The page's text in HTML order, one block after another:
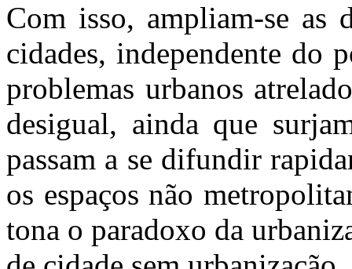
Com isso, ampliam-se as
cidades, independente do
problemas urbanos
desigual, ainda que
passam a se difundir
os espaços não
tona o paradoxo da